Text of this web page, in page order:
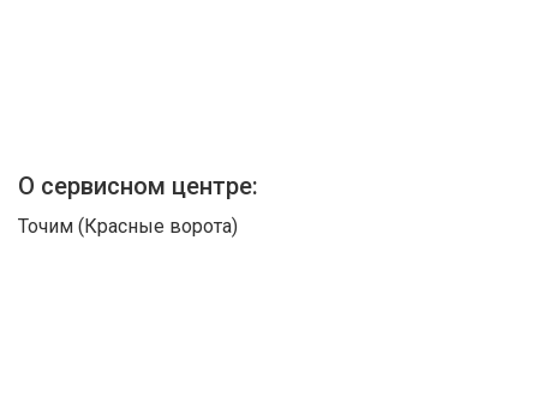
О сервисном центре:
Точим (Красные ворота)